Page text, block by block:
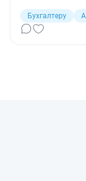
организации".
Бухгалтеру